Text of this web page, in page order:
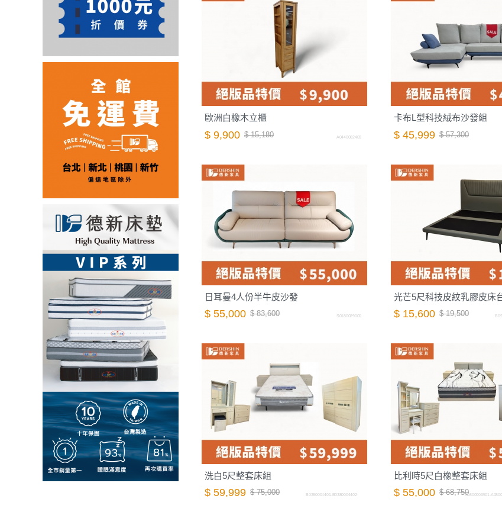
歐洲白橡木立櫃
$ 9,900 $ 15,180 A0440002409
卡布L型科技絨布沙發組
$ 45,999 $ 57,300
日耳曼4人份半牛皮沙發
$ 55,000 $ 83,600 S0180029000
光芒5尺科技皮紋乳膠皮床
$ 15,600 $ 19,500
洗白5尺整套床組
$ 59,999 $ 75,000 B0380004401.B0380004402
比利時5尺白橡整套床組
$ 55,000 $ 68,750